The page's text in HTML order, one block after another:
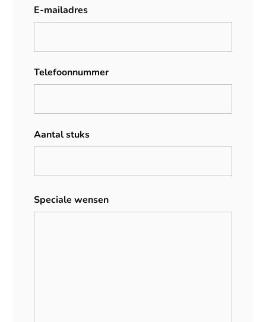
E-mailadres
Telefoonnummer
Aantal stuks
Speciale wensen